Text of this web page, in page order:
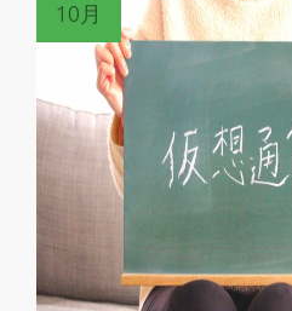
10月